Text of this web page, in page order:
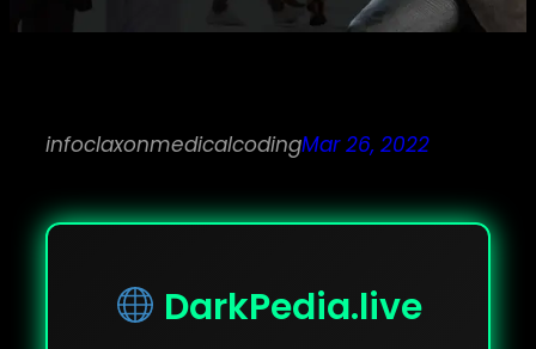
infoclaxonmedicalcodingMar 26, 2022
DarkPedia.live